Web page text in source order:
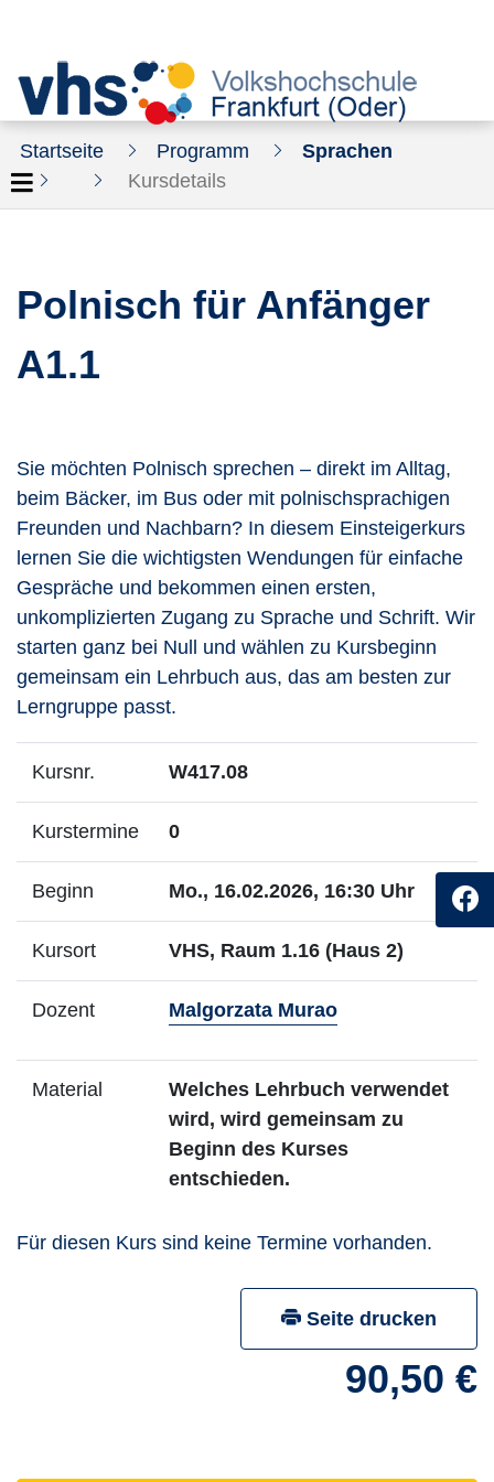
Startseite Programm
Sprachen
Kursdetails
Polnisch für Anfänger
A1.1
Sie möchten Polnisch sprechen – direkt im Alltag,
beim Bäcker, im Bus oder mit polnischsprachigen
Freunden und Nachbarn? In diesem Einsteigerkurs
lernen Sie die wichtigsten Wendungen für einfache
Gespräche und bekommen einen ersten,
unkomplizierten Zugang zu Sprache und Schrift. Wir
starten ganz bei Null und wählen zu Kursbeginn
gemeinsam ein Lehrbuch aus, das am besten zur
Lerngruppe passt.
Kursnr. W417.08
Kurstermine 0
Beginn Mo., 16.02.2026, 16:30 Uhr
Kursort VHS, Raum 1.16 (Haus 2)
Dozent Malgorzata Murao- Mehr Infos
Material
Welches Lehrbuch verwendet
wird, wird gemeinsam zu
Beginn des Kurses
entschieden.
Für diesen Kurs sind keine Termine vorhanden.
Seite drucken
90,50 €